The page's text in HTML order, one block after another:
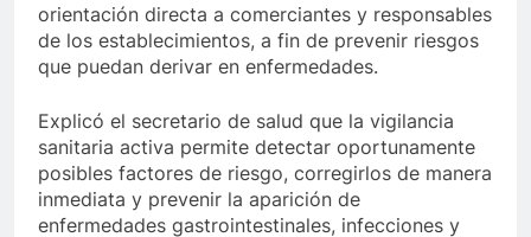
orientación directa a comerciantes y responsables
de los establecimientos, a fin de prevenir riesgos
que puedan derivar en enfermedades.
Explicó el secretario de salud que la vigilancia
sanitaria activa permite detectar oportunamente
posibles factores de riesgo, corregirlos de manera
inmediata y prevenir la aparición de
enfermedades gastrointestinales, infecciones y